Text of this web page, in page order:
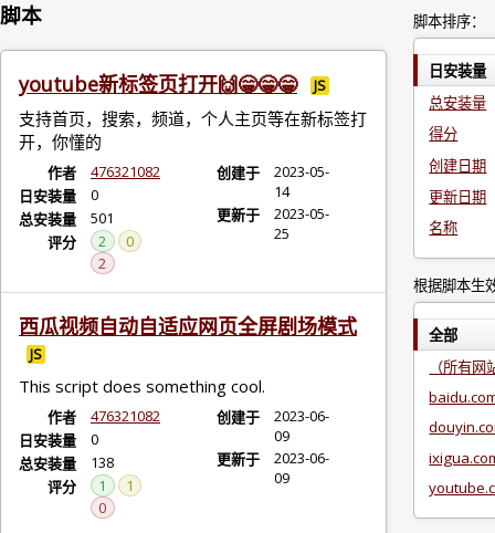
脚本
youtube新标签页打开🙌😁😁😁 JS
支持首页，搜索，频道，个人主页等在新标签打
开，你懂的
作者
476321082
日安装量
0
总安装量
501
评分
2
0
2
创建于
2023-05-
14
更新于
2023-05-
25
西瓜视频自动自适应网页全屏剧场模式
JS
This script does something cool.
作者
476321082
日安装量
0
总安装量
138
评分
1
1
0
创建于
2023-06-
09
更新于
2023-06-
09
脚本排序：
日安装量
总安装量
得分
创建日期
更新日期
名称
根据脚本生
全部
（所有网